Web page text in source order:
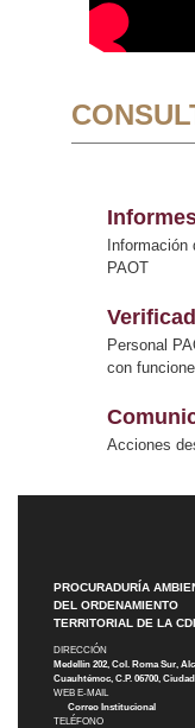
PAOT
Personal
con
Acciones
PROCURADURÍA
DEL ORDENAMIENTO
TERRITORIAL DE LA
DIRECCIÓN
Medellín 202, Col. Roma Sur,
Cuauhtémoc, C.P. 06700,
WEB E-MAIL
Correo Institucional
TELÉFONO